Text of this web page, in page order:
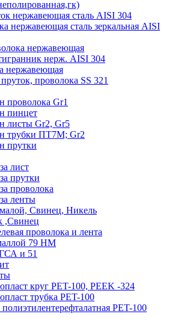
нержавеющая сталь AISI 304
нержавеющая сталь зеркальная AISI
нержавеющая
нерж. AISI 304
нержавеющая
проволока SS 321
проволока Gr1
пинцет
листы Gr2, Gr5
трубки ПТ7М; Gr2
прутки
лист
прутки
проволока
ленты
Свинец, Никель
,Свинец
проволока и лента
79 НМ
и 51
круг PET-100, PEEK -324
трубка PET-100
PET-100